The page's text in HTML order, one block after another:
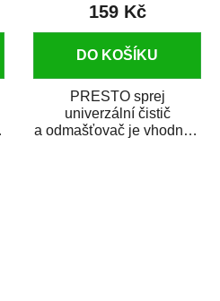
159 Kč
DO KOŠÍKU
PRESTO sprej
univerzální čistič
a odmašťovač je vhodný k